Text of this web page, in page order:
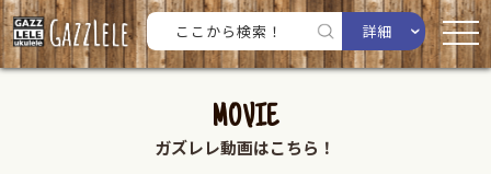
詳細
MOVIE
ガズレレ動画はこちら！